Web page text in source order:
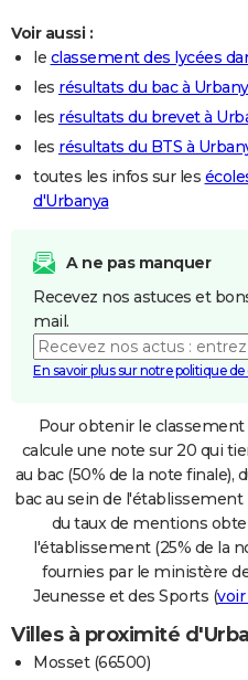
Voir aussi :
le classement des lycées
les résultats du bac à
les résultats du brevet à
les résultats du BTS à
toutes les infos sur les
d'Urbanya
A ne pas manquer
Recevez nos astuces et
mail.
En savoir plus sur notre politique
Pour obtenir le
calcule une note sur 20 qui
au bac (50% de la note finale),
bac au sein de l'établissement
du taux de mentions
l'établissement (25% de la
fournies par le ministère
Jeunesse et des Sports (
Villes à proximité
Mosset (66500)